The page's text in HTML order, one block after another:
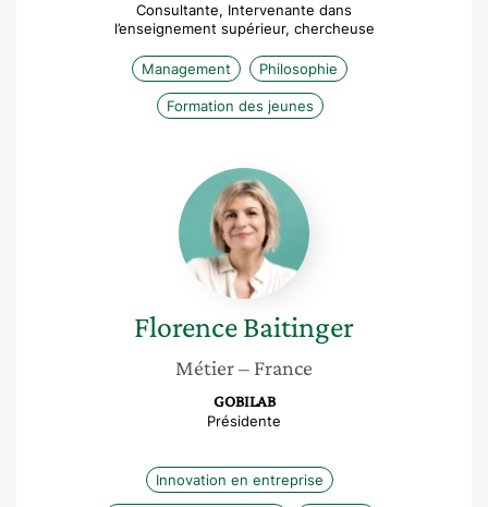
Consultante, Intervenante dans
l’enseignement supérieur, chercheuse
Management Philosophie
Formation des jeunes
Florence
Baitinger
FlorenceBaitinger
Métier– France
GOBILAB
Présidente
Innovation en entreprise